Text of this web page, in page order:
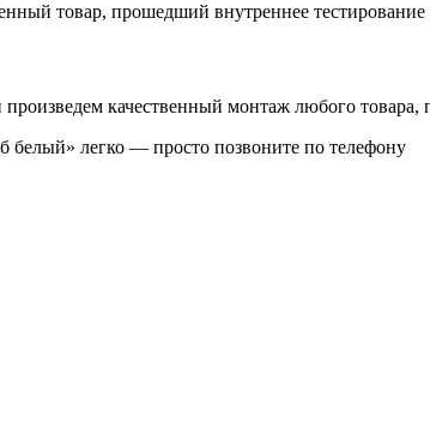
товар, прошедший внутреннее
качественный монтаж любого товара,
легко — просто позвоните по телефону